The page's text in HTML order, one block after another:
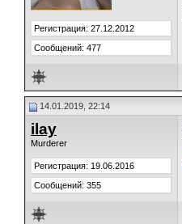
Регистрация: 27.12.2012
Сообщений: 477
14.01.2019, 22:14
ilay
Murderer
Регистрация: 19.06.2016
Сообщений: 355